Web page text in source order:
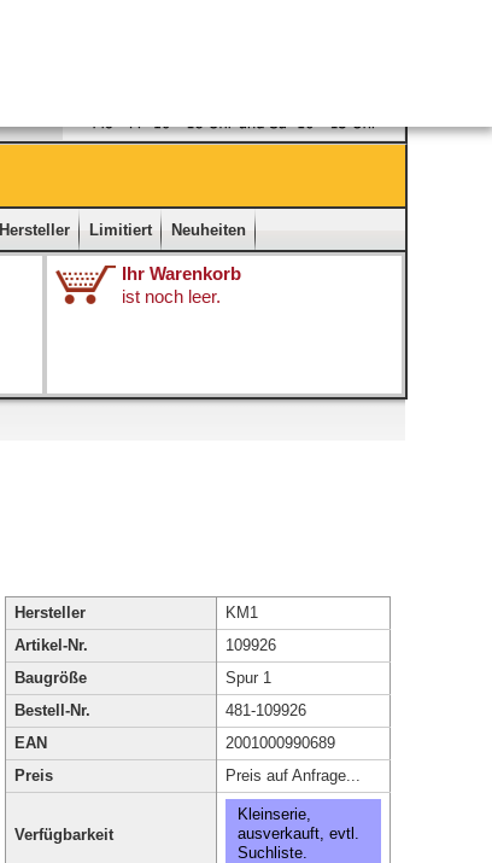
Hersteller Limitiert Neuheiten
Ihr Warenkorb
ist noch leer.
Hersteller
KM1
Artikel-Nr.
109926
Baugröße
Spur 1
Bestell-Nr.
481-109926
EAN
2001000990689
Preis
Preis auf Anfrage...
Verfügbarkeit
Kleinserie,
ausverkauft, evtl.
Suchliste.